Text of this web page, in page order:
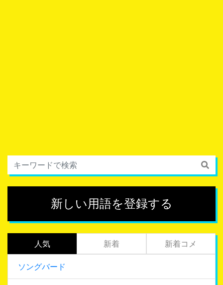
新しい用語を登録する
人気 新着 新着コメ
ソングバード